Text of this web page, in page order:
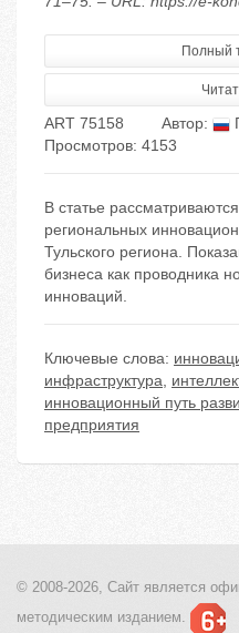
Полный
ART 75158 Автор:
Просмотров: 4153
В статье
региональных
Тульского региона.
бизнеса как проводника
инноваций.
Ключевые слова:
инфраструктура,
инновационный путь
предприятия
© 2008-2026, Сайт является
методическим изданием.